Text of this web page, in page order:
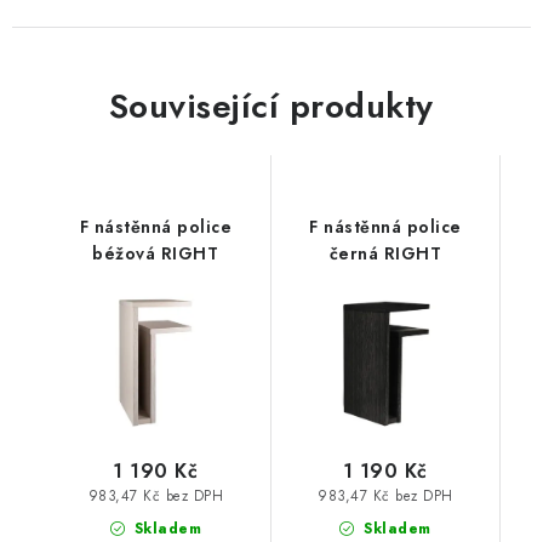
Související produkty
F nástěnná police
béžová RIGHT
Skladem
983,47 Kč bez DPH
1 190 Kč
F nástěnná police
černá RIGHT
Skladem
983,47 Kč bez DPH
1 190 Kč